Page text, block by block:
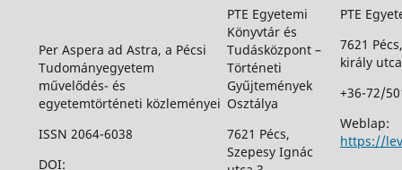
Per Aspera ad Astra, a Pécsi
Tudományegyetem
művelődés- és
egyetemtörténeti közleményei
ISSN 2064-6038
DOI:
PTE Egyetemi
Könyvtár és
Tudásközpont –
Történeti
Gyűjtemények
Osztálya
7621 Pécs,
Szepesy Ignác
PTE
7621
király
+36-72/
Weblap:
https://